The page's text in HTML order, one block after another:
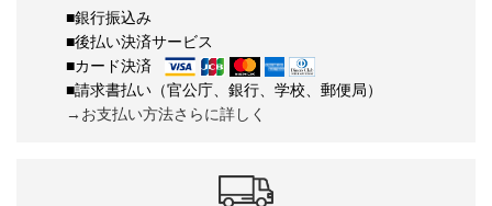
■銀行振込み
■後払い決済サービス
■カード決済
■請求書払い（官公庁、銀行、学校、郵便局）
→お支払い方法さらに詳しく